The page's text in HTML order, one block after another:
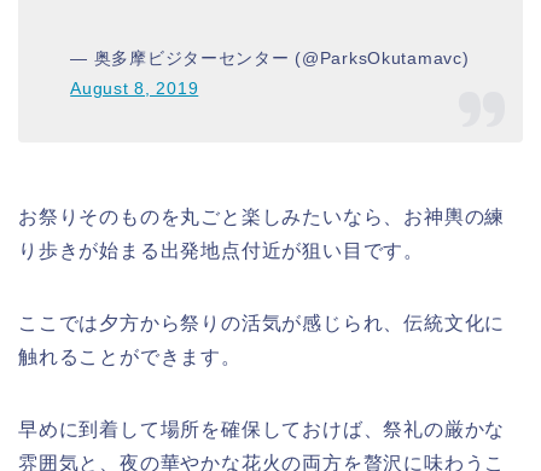
— 奥多摩ビジターセンター (@ParksOkutamavc)
August 8, 2019
お祭りそのものを丸ごと楽しみたいなら、お神輿の練
り歩きが始まる出発地点付近が狙い目です。
ここでは夕方から祭りの活気が感じられ、伝統文化に
触れることができます。
早めに到着して場所を確保しておけば、祭礼の厳かな
雰囲気と、夜の華やかな花火の両方を贅沢に味わうこ